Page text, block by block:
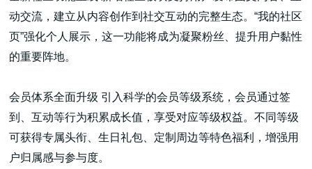
动交流，建立从内容创作到社交互动的完整生态。“我的社区
页”强化个人展示，这一功能将成为凝聚粉丝、提升用户黏性
的重要阵地。
会员体系全面升级 引入科学的会员等级系统，会员通过签
到、互动等行为积累成长值，享受对应等级权益。不同等级
可获得专属头衔、生日礼包、定制周边等特色福利，增强用
户归属感与参与度。